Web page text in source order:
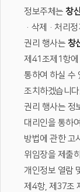
정보주체는 창
·삭제·처리정
권리 행사는 창
제41조제1항에
통하여 하실 수
조치하겠습니다.
권리 행사는 정
대리인을 통하
방법에 관한 고
위임장을 제출
개인정보 열람
제4항, 제37조